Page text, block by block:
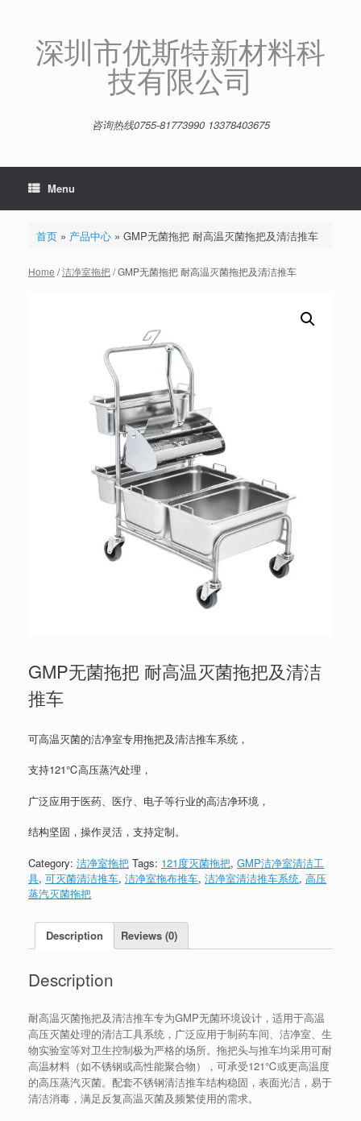
深圳市优斯特新材料科
技有限公司
咨询热线0755-81773990 13378403675
Menu
首页» 产品中心» GMP无菌拖把 耐高温灭菌拖把及清洁推车
Home /洁净室拖把/ GMP无菌拖把 耐高温灭菌拖把及清洁推车
GMP无菌拖把 耐高温灭菌拖把及清洁
推车
可高温灭菌的洁净室专用拖把及清洁推车系统，
支持121℃高压蒸汽处理，
广泛应用于医药、医疗、电子等行业的高洁净环境，
结构坚固，操作灵活，支持定制。
Category: 洁净室拖把 Tags: 121度灭菌拖把, GMP洁净室清洁工
具, 可灭菌清洁推车, 洁净室拖布推车, 洁净室清洁推车系统, 高压
蒸汽灭菌拖把
Description Reviews (0)
Description
耐高温灭菌拖把及清洁推车专为GMP无菌环境设计，适用于高温
高压灭菌处理的清洁工具系统，广泛应用于制药车间、洁净室、生
物实验室等对卫生控制极为严格的场所。拖把头与推车均采用可耐
高温材料（如不锈钢或高性能聚合物），可承受121℃或更高温度
的高压蒸汽灭菌。配套不锈钢清洁推车结构稳固，表面光洁，易于
清洁消毒，满足反复高温灭菌及频繁使用的需求。